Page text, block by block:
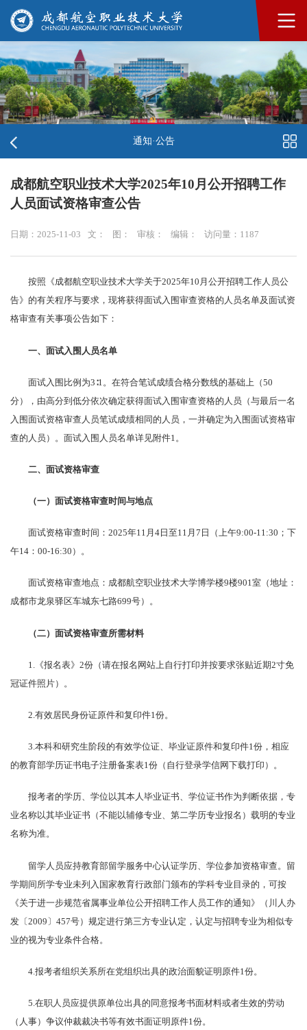
通知·公告
成都航空职业技术大学2025年10月公开招聘工作
人员面试资格审查公告
日期：2025-11-03 文： 图： 审核： 编辑： 访问量： 1187
按照《成都航空职业技术大学关于2025年10月公开招聘工作人员公
告》的有关程序与要求，现将获得面试入围审查资格的人员名单及面试资
格审查有关事项公告如下：
一、面试入围人员名单
面试入围比例为3∶1。在符合笔试成绩合格分数线的基础上（50
分），由高分到低分依次确定获得面试入围审查资格的人员（与最后一名
入围面试资格审查人员笔试成绩相同的人员，一并确定为入围面试资格审
查的人员）。面试入围人员名单详见附件1。
二、面试资格审查
（一）面试资格审查时间 与地点
面试资格审查时间：2025年11月4日至11月7日（上午9:00-11:30；下
午14：00-16:30）。
面试资格审查地点：成都航空职业技术大学博学楼9楼901室（地址：
成都市龙泉驿区车城东七路699号）。
（二）面试资格审查所需材料
1.《报名表》2份（请在报名网站上自行打印并按要求张贴近期2寸免
冠证件照片）。
2.有效居民身份证原件和复印件1份。
3.本科和研究生阶段的有效学位证、毕业证原件和复印件1份，相应
的教育部学历证书电子注册备案表1份（自行登录学信网下载打印）。
报考者的学历、学位以其本人毕业证书、学位证书作为判断依据，专
业名称以其毕业证书（不能以辅修专业、第二学历专业报名）载明的专业
名称为准。
留学人员应持教育部留学服务中心认证学历、学位参加资格审查。留
学期间所学专业未列入国家教育行政部门颁布的学科专业目录的，可按
《关于进一步规范省属事业单位公开招聘工作人员工作的通知》（川人办
发〔2009〕457号）规定进行第三方专业认定，认定与招聘专业为相似专
业的视为专业条件合格。
4.报考者组织关系所在党组织出具的政治面貌证明原件1份。
5.在职人员应提供原单位出具的同意报考书面材料或者生效的劳动
（人事）争议仲裁裁决书等有效书面证明原件1份。